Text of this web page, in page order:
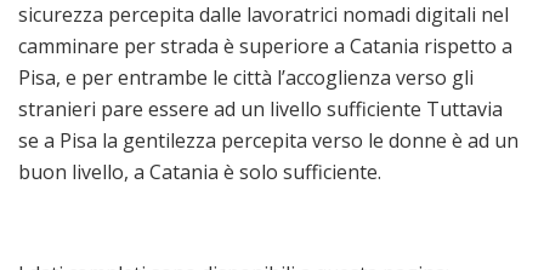
sicurezza percepita dalle lavoratrici nomadi digitali nel
camminare per strada è superiore a Catania rispetto a
Pisa, e per entrambe le città l’accoglienza verso gli
stranieri pare essere ad un livello sufficiente Tuttavia
se a Pisa la gentilezza percepita verso le donne è ad un
buon livello, a Catania è solo sufficiente.